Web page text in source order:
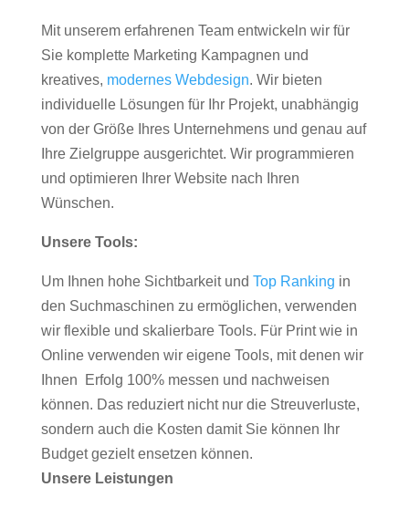
Mit unserem erfahrenen Team entwickeln wir für
Sie komplette Marketing Kampagnen und
kreatives, modernes Webdesign. Wir bieten
individuelle Lösungen für Ihr Projekt, unabhängig
von der Größe Ihres Unternehmens und genau auf
Ihre Zielgruppe ausgerichtet. Wir programmieren
und optimieren Ihrer Website nach Ihren
Wünschen.
Unsere Tools:
Um Ihnen hohe Sichtbarkeit und Top Ranking in
den Suchmaschinen zu ermöglichen, verwenden
wir flexible und skalierbare Tools. Für Print wie in
Online verwenden wir eigene Tools, mit denen wir
Ihnen Erfolg 100% messen und nachweisen
können. Das reduziert nicht nur die Streuverluste,
sondern auch die Kosten damit Sie können Ihr
Budget gezielt ensetzen können.
Unsere Leistungen